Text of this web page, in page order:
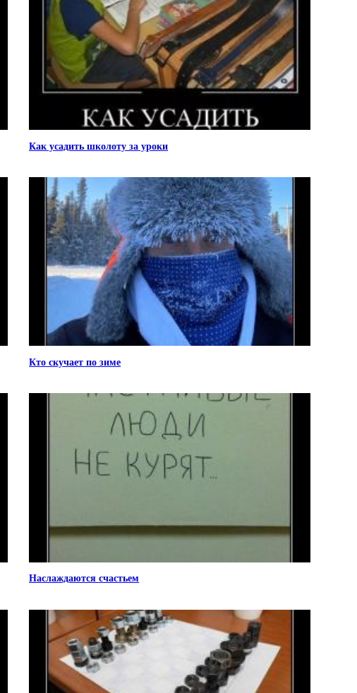
Как усадить школоту за уроки
Кто скучает по зиме
Наслаждаются счастьем